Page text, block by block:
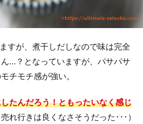
すが、煮干しだしなので味は完全
…？となっていますが、パサパサ
チモチ感が強い。
たんだろう！ともったいなく感じ
売れ行きは良くなさそうだった･･･）